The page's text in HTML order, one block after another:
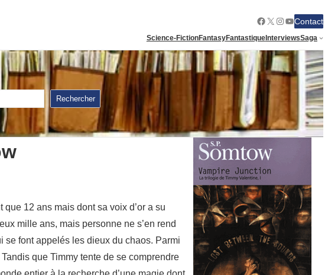
Facebook
X Instagram
YouTube
Contact
Science-FictionFantasyFantastiqueInterviewsSaga
Rechercher
12 ans mais dont sa voix d’or a su
mille ans, mais personne ne s’en rend
se font appelés les dieux du chaos. Parmi
que Timmy tente de se comprendre